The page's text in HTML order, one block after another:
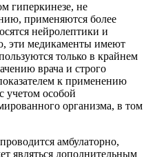
гиперкинезе, не
применяются более
нейролептики и
эти медикаменты имеют
только в крайнем
врача и строго
к применению
учетом особой
организма, в том
амбулаторно,
являться дополнительным